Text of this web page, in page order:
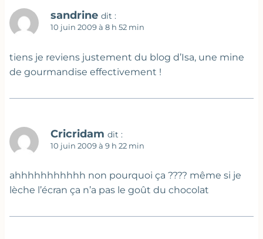
sandrine dit :
10 juin 2009 à 8 h 52 min
tiens je reviens justement du blog d’Isa, une mine
de gourmandise effectivement !
Cricridam dit :
10 juin 2009 à 9 h 22 min
ahhhhhhhhhhh non pourquoi ça ???? même si je
lèche l’écran ça n’a pas le goût du chocolat